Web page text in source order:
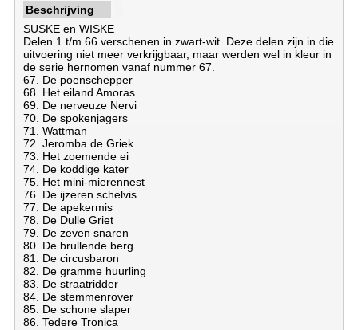
Beschrijving
SUSKE en WISKE
Delen 1 t/m 66 verschenen in zwart-wit. Deze delen zijn in die
uitvoering niet meer verkrijgbaar, maar werden wel in kleur in
de serie hernomen vanaf nummer 67.
67. De poenschepper
68. Het eiland Amoras
69. De nerveuze Nervi
70. De spokenjagers
71. Wattman
72. Jeromba de Griek
73. Het zoemende ei
74. De koddige kater
75. Het mini-mierennest
76. De ijzeren schelvis
77. De apekermis
78. De Dulle Griet
79. De zeven snaren
80. De brullende berg
81. De circusbaron
82. De gramme huurling
83. De straatridder
84. De stemmenrover
85. De schone slaper
86. Tedere Tronica